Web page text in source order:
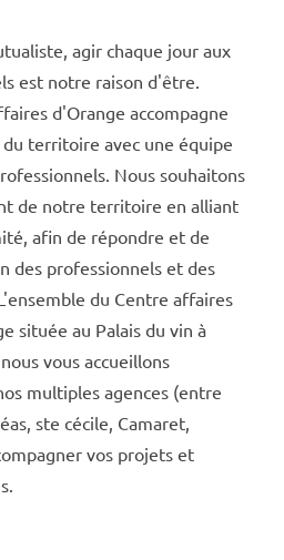
agir chaque jour aux
est notre raison d'être.
d'Orange accompagne
territoire avec une équipe
Nous souhaitons
de notre territoire en alliant
afin de répondre et de
des professionnels et des
du Centre affaires
située au Palais du vin à
vous accueillons
multiples agences (entre
ste cécile, Camaret,
vos projets et